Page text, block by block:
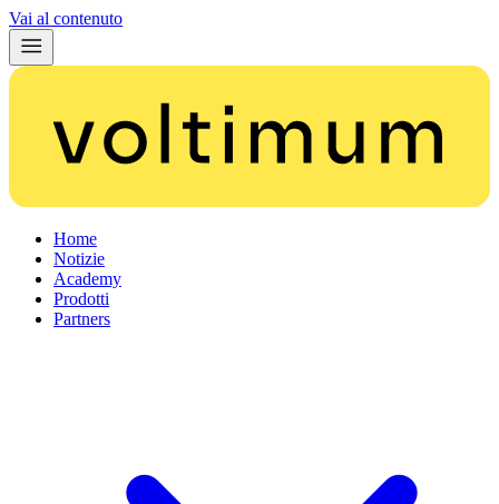
Vai al contenuto
Home
Notizie
Academy
Prodotti
Partners